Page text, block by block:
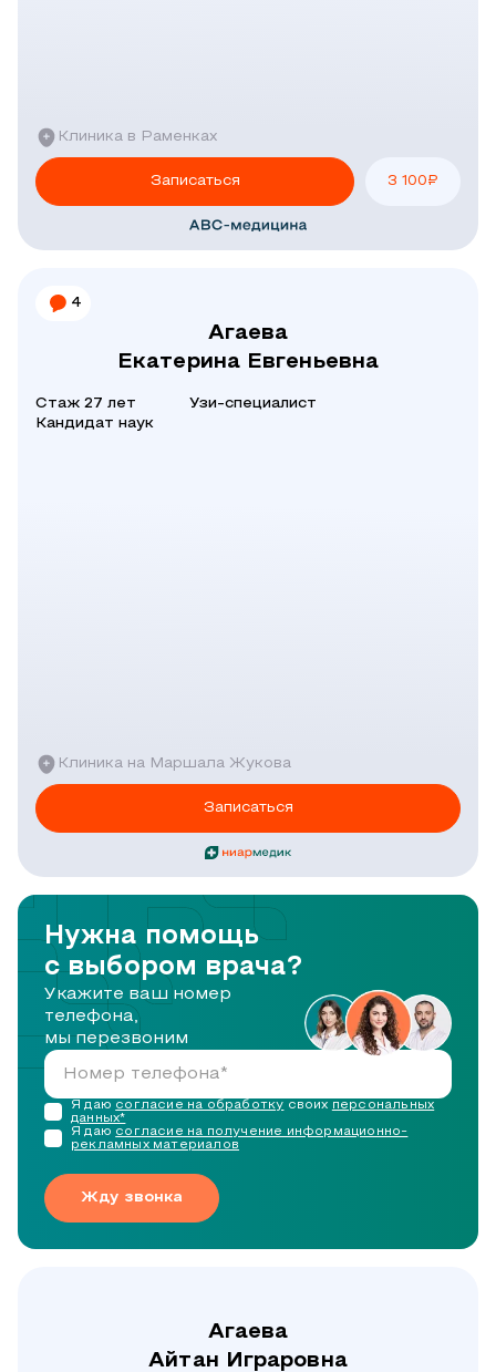
Клиника в Раменках
Записаться 3 100₽
4
Агаева
Екатерина Евгеньевна
Стаж 27 лет
Кандидат наук
Узи-специалист
Клиника на Маршала Жукова
Записаться
Нужна помощь
с выбором врача?
Укажите ваш номер
телефона,
мы перезвоним
Жду звонка
Я даю согласие на обработку своих персональных
данных*
Я даю согласие на получение информационно-
рекламных материалов
Агаева
Айтан Играровна